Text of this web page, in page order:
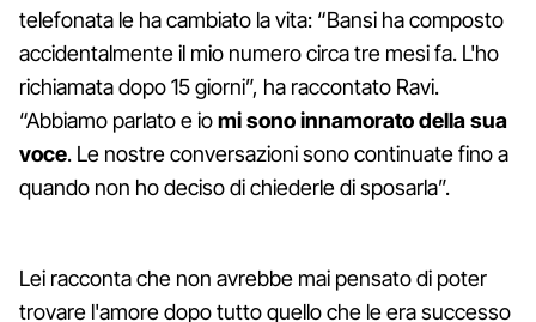
telefonata le ha cambiato la vita: “Bansi ha composto
accidentalmente il mio numero circa tre mesi fa. L'ho
richiamata dopo 15 giorni”, ha raccontato Ravi.
“Abbiamo parlato e iomi sono innamorato della sua
voce. Le nostre conversazioni sono continuate fino a
quando non ho deciso di chiederle di sposarla”.
Lei racconta che non avrebbe mai pensato di poter
trovare l'amore dopo tutto quello che le era successo